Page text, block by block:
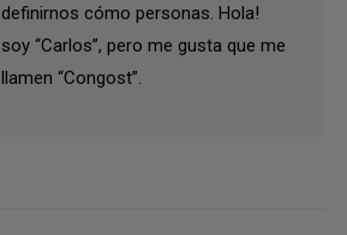
definirnos cómo personas. Hola!
soy “Carlos”, pero me gusta que me
llamen “Congost”.